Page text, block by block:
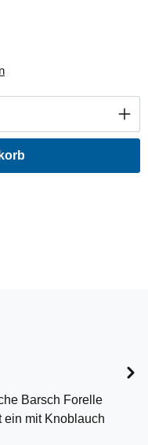
Barsch Forelle
ein mit Knoblauch